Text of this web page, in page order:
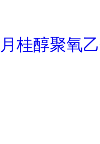
月桂醇聚氧